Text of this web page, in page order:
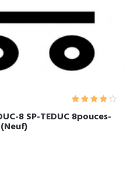
8 SP-TEDUC 8pouces-